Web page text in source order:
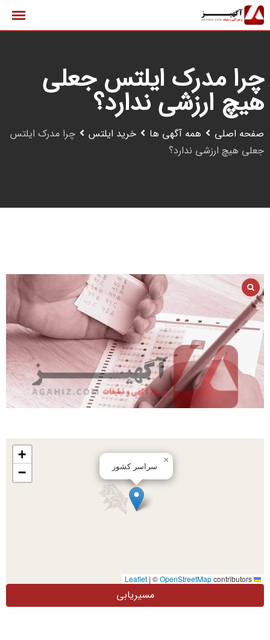
پرش
به
چرا مدرک ایلتس جعلی
هیچ ارزشی ندارد؟
صفحه اصلی همه آگهی ها خرید ایلتس
چرا مدرک ایلتس
جعلی هیچ ارزشی ندارد؟
سراسر کشور
×
+
−
| ©OpenStreetMapcontributors
مسیریابی